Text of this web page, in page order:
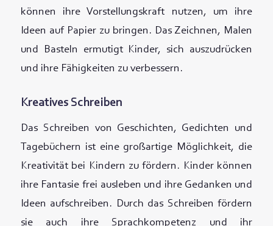
können ihre Vorstellungskraft nutzen, um ihre
Ideen auf Papier zu bringen. Das Zeichnen, Malen
und Basteln ermutigt Kinder, sich auszudrücken
und ihre Fähigkeiten zu verbessern.
Kreatives Schreiben
Das Schreiben von Geschichten, Gedichten und
Tagebüchern ist eine großartige Möglichkeit, die
Kreativität bei Kindern zu fördern. Kinder können
ihre Fantasie frei ausleben und ihre Gedanken und
Ideen aufschreiben. Durch das Schreiben fördern
sie auch ihre Sprachkompetenz und ihr